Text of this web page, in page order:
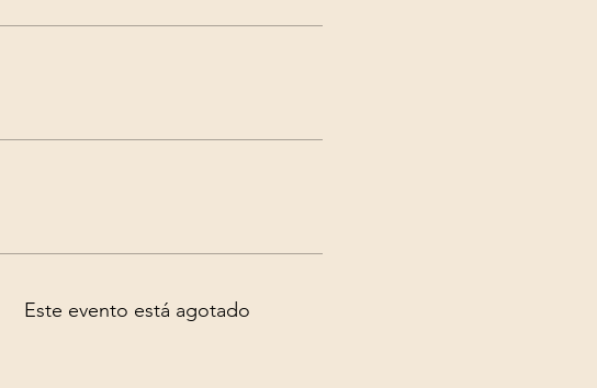
Este evento está agotado